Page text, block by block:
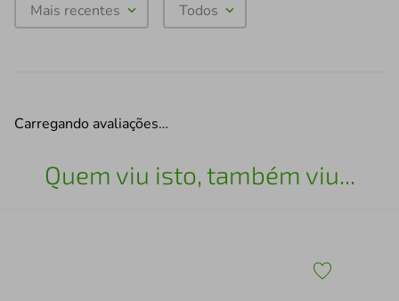
Mais recentes Todos
Carregando avaliações…
Quem viu isto, também viu...